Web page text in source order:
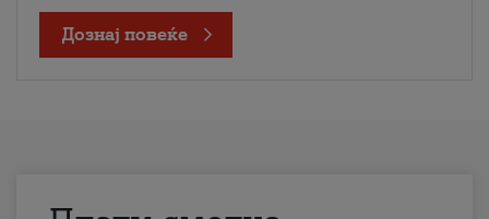
Дознај повеќе